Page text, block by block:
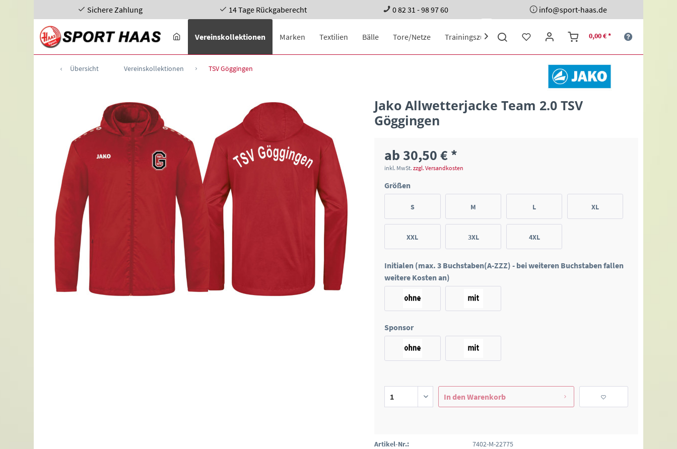
Sichere Zahlung 14 Tage Rückgaberecht 0 82 31 - 98 97 60 info@sport-haas.de
Vereinskollektionen Marken Textilien Bälle Tore/Netze Trainingszubehör Ehrenpreise Sporttaschen
 0,00 € *
Übersicht Vereinskollektionen TSV Göggingen
Jako Allwetterjacke Team 2.0 TSV
Göggingen
ab 30,50 € *
inkl. MwSt.zzgl. Versandkosten
Größen
S M L XL
XXL 3XL 4XL
Initialen (max. 3 Buchstaben(A-ZZZ) - bei weiteren Buchstaben fallen
weitere Kosten an)
Sponsor
In den Warenkorb
Artikel-Nr.: 7402-M-22775